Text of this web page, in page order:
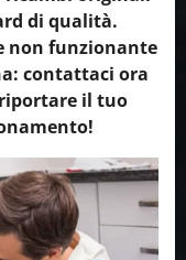
di qualità.
non funzionante
contattaci ora
il tuo